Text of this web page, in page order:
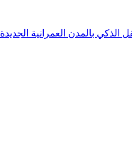
بالمدن العمرانية الجديدة